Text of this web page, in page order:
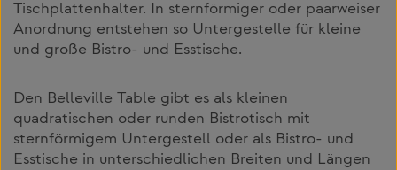
Tischplattenhalter. In sternförmiger oder paarweiser
Anordnung entstehen so Untergestelle für kleine
und große Bistro- und Esstische.
Den Belleville Table gibt es als kleinen
quadratischen oder runden Bistrotisch mit
sternförmigem Untergestell oder als Bistro- und
Esstische in unterschiedlichen Breiten und Längen